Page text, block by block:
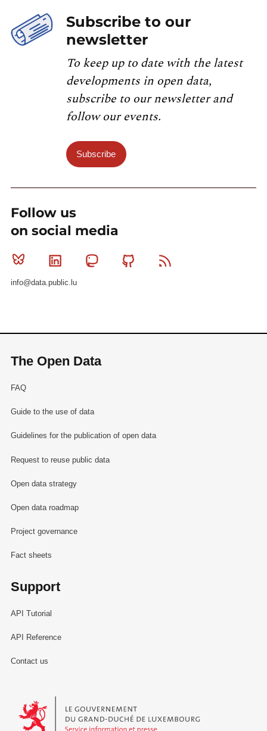
Subscribe to our
newsletter
To keep up to date with the latest
developments in open data,
subscribe to our newsletter and
follow our events.
Subscribe
Follow us
on social media
Bluesky Linkedin MastodonGithub
info@data.public.lu
The Open Data
FAQ
Guide to the use of data
Guidelines for the publication of open data
Request to reuse public data
Open data strategy
Open data roadmap
Project governance
Fact sheets
Support
API Tutorial
API Reference
Contact us
Le Gouvernement du Grand-Duché de Luxembourg - Service